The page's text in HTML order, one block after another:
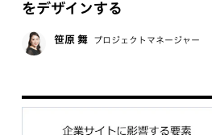
をデザインする
笹原 舞 プロジェクトマネージャー